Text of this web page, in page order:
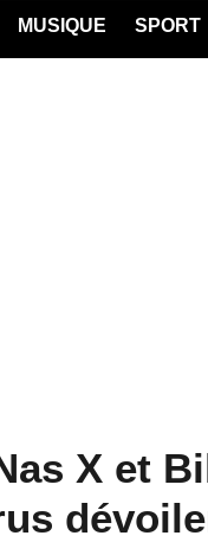
MUSIQUE SPORT
X et